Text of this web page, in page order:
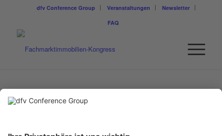
dfv Conference Group Veranstaltungen
Newsletter
FAQ